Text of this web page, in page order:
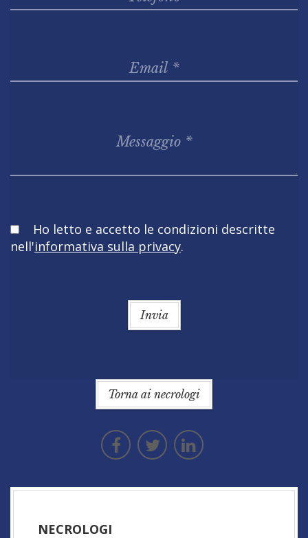
Obbligatorio
Ho letto e accetto le condizioni descritte
nell'informativa sulla privacy.
Invia
Torna ai necrologi
NECROLOGI